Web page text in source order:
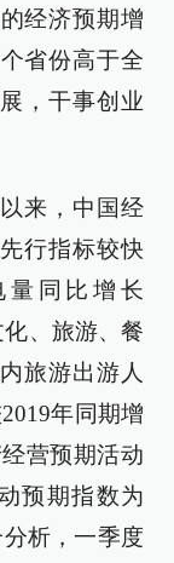
经济预期增
省份高于全
，干事创业
来，中国经
行指标较快
同比增长
、旅游、餐
旅游出游人
年同期增
营预期活动
预期指数为
析，一季度